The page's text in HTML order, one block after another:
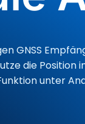
GNSS
die
unter